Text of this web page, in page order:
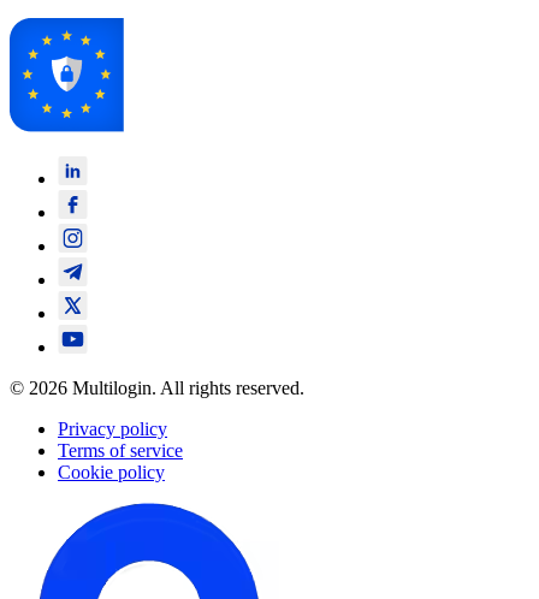
© 2026 Multilogin. All rights reserved.
Privacy policy
Terms of service
Cookie policy